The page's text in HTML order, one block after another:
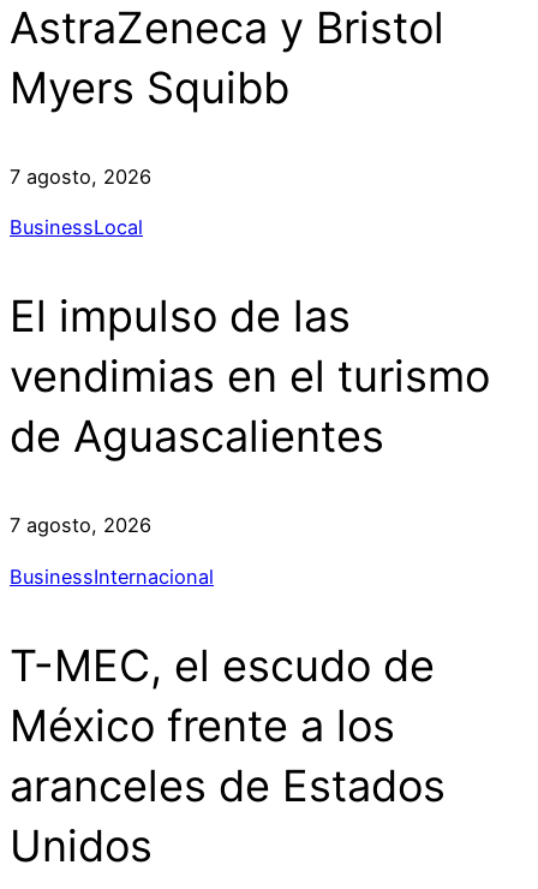
AstraZeneca y Bristol
Myers Squibb
7 agosto, 2026
BusinessLocal
El impulso de las
vendimias en el turismo
de Aguascalientes
7 agosto, 2026
BusinessInternacional
T-MEC, el escudo de
México frente a los
aranceles de Estados
Unidos